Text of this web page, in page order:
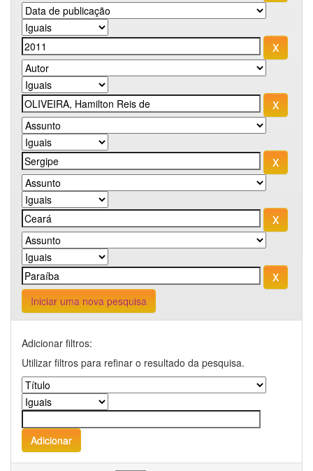
Iniciar uma nova pesquisa
Adicionar filtros:
Utilizar filtros para refinar o resultado da pesquisa.